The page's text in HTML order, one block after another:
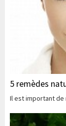
5 remèdes
Il est important de